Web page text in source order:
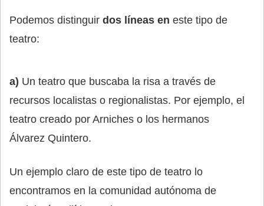
Podemos distinguir dos líneas en este tipo de
teatro:
a) Un teatro que buscaba la risa a través de
recursos localistas o regionalistas. Por ejemplo, el
teatro creado por Arniches o los hermanos
Álvarez Quintero.
Un ejemplo claro de este tipo de teatro lo
encontramos en la comunidad autónoma de